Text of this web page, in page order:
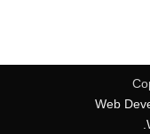
Web